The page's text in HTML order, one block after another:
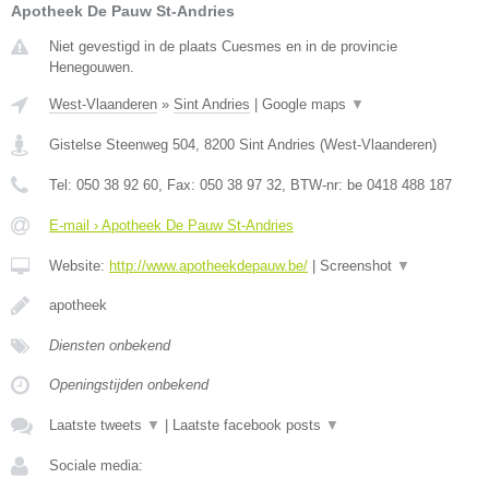
Apotheek De Pauw St-Andries
Niet gevestigd in de plaats Cuesmes en in de provincie
Henegouwen.
West-Vlaanderen » Sint Andries | Google maps ▼
Gistelse Steenweg 504 8200 Sint Andries (West-Vlaanderen)
Tel: 050 38 92 60 , Fax: 050 38 97 32 , BTW-nr: be 0418 488 187
E-mail › Apotheek De Pauw St-Andries
Website: http://www.apotheekdepauw.be/ | Screenshot ▼
apotheek
Diensten onbekend
Openingstijden onbekend
Laatste tweets ▼ | Laatste facebook posts ▼
Sociale media: